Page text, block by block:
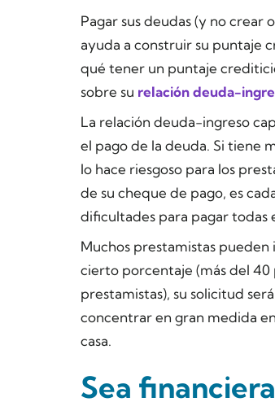
Pagar sus deudas (y no crear
ayuda a construir su puntaje
qué tener un puntaje
sobre su relación deuda-
La relación deuda-ingreso
el pago de la deuda. Si tiene
lo hace riesgoso para los
de su cheque de pago, es
dificultades para pagar todas
Muchos prestamistas
cierto porcentaje (más del 40
prestamistas), su solicitud
concentrar en gran medida
casa.
Sea